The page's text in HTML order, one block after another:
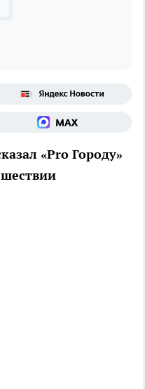
«Pro Городу»